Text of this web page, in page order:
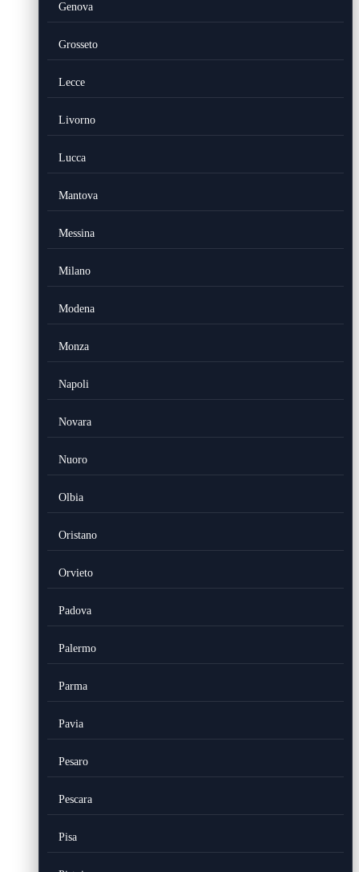
Genova
Grosseto
Lecce
Livorno
Lucca
Mantova
Messina
Milano
Modena
Monza
Napoli
Novara
Nuoro
Olbia
Oristano
Orvieto
Padova
Palermo
Parma
Pavia
Pesaro
Pescara
Pisa